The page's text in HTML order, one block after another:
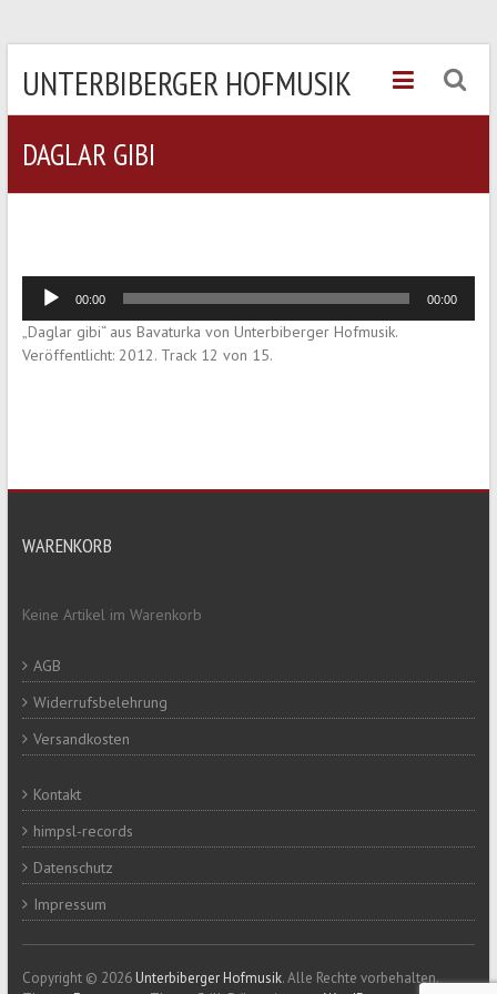
UNTERBIBERGER HOFMUSIK
DAGLAR GIBI
Audio-
Player
00:00 00:00
„Daglar gibi“ aus Bavaturka von Unterbiberger Hofmusik.
Veröffentlicht: 2012. Track 12 von 15.
WARENKORB
Keine Artikel im Warenkorb
AGB
Widerrufsbelehrung
Versandkosten
Kontakt
himpsl-records
Datenschutz
Impressum
Copyright © 2026 Unterbiberger Hofmusik. Alle Rechte vorbehalten.